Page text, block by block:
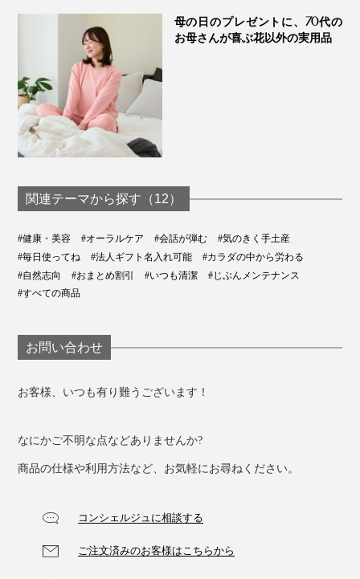
母の日のプレゼントに、70代の
お母さんが喜ぶ花以外の実用品
関連テーマから探す（12）
#健康・美容 #オーラルケア #会話が弾む
#気のきく手土産
#毎日使ってね
#法人ギフト名入れ可能
#カラダの中から労わる
#自然志向
#おまとめ割引 #いつも清潔
#じぶんメンテナンス
#すべての商品
お問い合わせ
お客様、いつも有り難うございます！
なにかご不明な点などありませんか?
商品の仕様や利用方法など、お気軽にお尋ねください。
コンシェルジュに相談する
ご注文済みのお客様はこちらから